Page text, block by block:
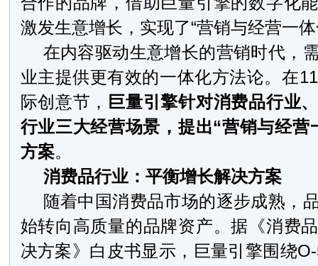
激发生意增长，实现了“营销与经营一
在内容驱动生意增长的营销时代，
业主提供更有效的一体化方法论。在
际创意节，
巨量引擎针对消费品行业
行业三大经营场景，提出“营销与经营
方案。
消费品行业：平衡增长解决方案
随着中国消费品市场的逐步成熟，
始转向高质量的品牌资产。据《消费
决方案》白皮书显示，巨量引擎围绕